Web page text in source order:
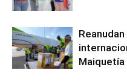
Maiquetía